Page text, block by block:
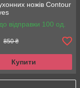
ножів Contour
відправки 100 од.
850 ₴
Купити